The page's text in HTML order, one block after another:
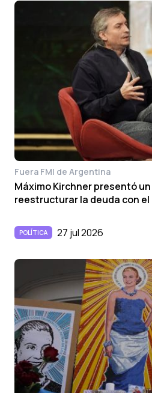
Fuera FMI de Argentina
Máximo Kirchner presentó
reestructurar la deuda con el
POLÍTICA 27 jul 2026